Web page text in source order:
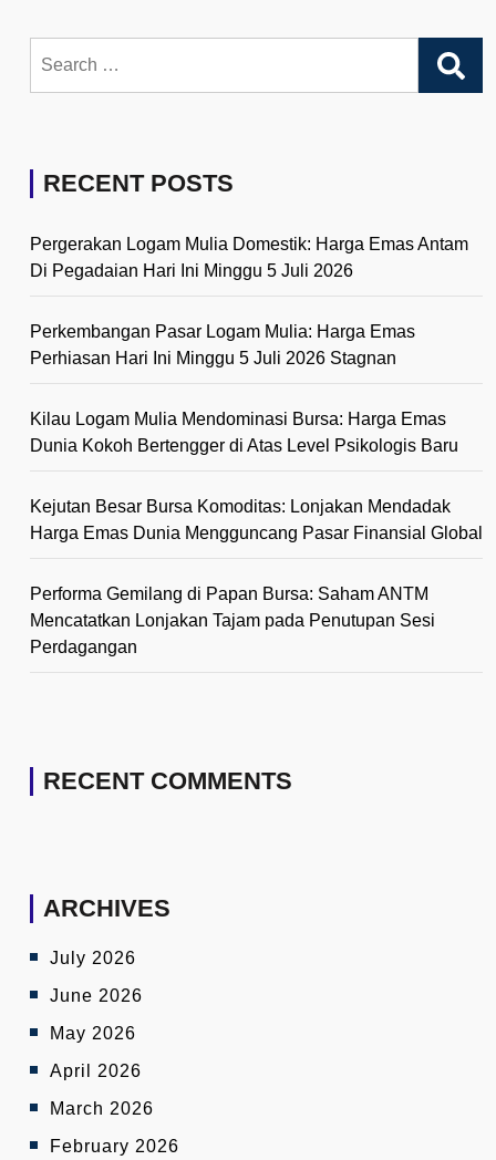
for:
RECENT POSTS
Pergerakan Logam Mulia Domestik: Harga Emas Antam
Di Pegadaian Hari Ini Minggu 5 Juli 2026
Perkembangan Pasar Logam Mulia: Harga Emas
Perhiasan Hari Ini Minggu 5 Juli 2026 Stagnan
Kilau Logam Mulia Mendominasi Bursa: Harga Emas
Dunia Kokoh Bertengger di Atas Level Psikologis Baru
Kejutan Besar Bursa Komoditas: Lonjakan Mendadak
Harga Emas Dunia Mengguncang Pasar Finansial Global
Performa Gemilang di Papan Bursa: Saham ANTM
Mencatatkan Lonjakan Tajam pada Penutupan Sesi
Perdagangan
RECENT COMMENTS
ARCHIVES
July 2026
June 2026
May 2026
April 2026
March 2026
February 2026